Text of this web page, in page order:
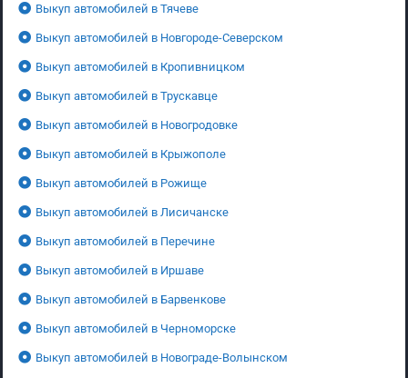
Выкуп автомобилей в Тячеве
Выкуп автомобилей в Новгороде-Северском
Выкуп автомобилей в Кропивницком
Выкуп автомобилей в Трускавце
Выкуп автомобилей в Новогродовке
Выкуп автомобилей в Крыжополе
Выкуп автомобилей в Рожище
Выкуп автомобилей в Лисичанске
Выкуп автомобилей в Перечине
Выкуп автомобилей в Иршаве
Выкуп автомобилей в Барвенкове
Выкуп автомобилей в Черноморске
Выкуп автомобилей в Новограде-Волынском